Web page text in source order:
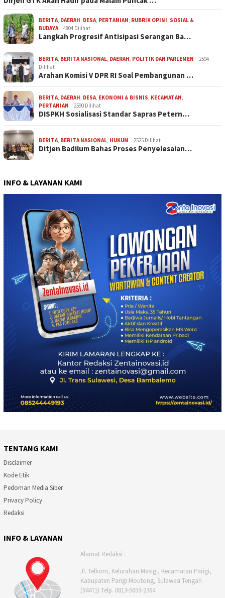
BERITA DAERAH DESA PERTANIAN RUBRIK OPINI SOSIAL &
BUDAYA
4804 Dilihat
Langkah Progresif Antisipasi Serangan Ba…
BERITA BERITA NASIONAL DAERAH POLITIK DAN PARLEMEN
2594
Dilihat
Arahan Komisi V DPR RI Soal Pembangunan …
BERITA DAERAH DESA EKONOMI & BISNIS KECAMATAN
PERTANIAN
2590 Dilihat
DISPKH Sosialisasi Standar Sapras Petern…
BERITA BERITA NASIONAL HUKUM 2525 Dilihat
Ditjen Badilum Bahas Proses Penyelesaian…
INFO & LAYANAN KAMI
TENTANG KAMI
Disclaimer
Kode Etik
Pedoman Media Siber
Privacy Policy
Redaksi
INFO & LAYANAN
Alamat Redaksi :
Jl. Telkom, Kelurahan Masigi, Kecamatan Parigi,
Kabupaten Parigi Moutong, Sulawesi Tengah
(94471) Telp. 0813-5659-2364